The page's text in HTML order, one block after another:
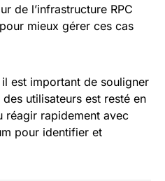
de l’infrastructure RPC
mieux gérer ces cas
est important de souligner
utilisateurs est resté en
réagir rapidement avec
pour identifier et